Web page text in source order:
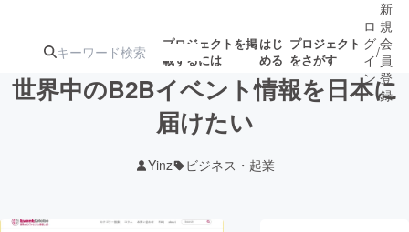
プロジェクトを掲
載するには
はじ
める
プロジェクト
をさがす
ジェクト
募集終了が近いプ
ロジェクト
ロ
グ
イ
ン
/
新
規
会
員
登
録
世界中のB2Bイベント情報を日本に
届けたい
Yinz ビジネス・起業